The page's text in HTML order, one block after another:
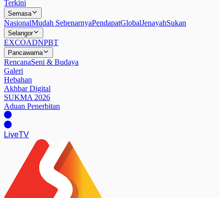
Terkini
Semasa
NasionalMudah SebenarnyaPendapatGlobalJenayahSukan
Selangor
EXCOADNPBT
Pancawarna
RencanaSeni & Budaya
Galeri
Hebahan
Akhbar Digital
SUKMA 2026
Aduan Penerbitan
LiveTV